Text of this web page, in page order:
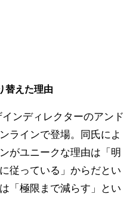
替えた理由
ンディレクターのアンド
ラインで登場。同氏によ
がユニークな理由は「明
従っている」からだとい
「極限まで減らす」とい